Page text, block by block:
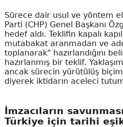
Sürece dair usul ve yöntem
Parti (CHP) Genel Başkanı
hedef aldı. Teklifin kapalı
mutabakat aranmadan ve
toplanarak" hazırlandığını
hazırlanmış bir teklif.
ancak sürecin yürütülüş
diyerek iktidarın aceleci
İmzacıların
Türkiye için tarihi